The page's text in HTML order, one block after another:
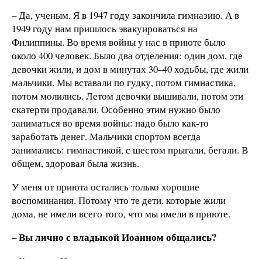
– Да, ученым. Я в 1947 году закончила гимназию. А в
1949 году нам пришлось эвакуироваться на
Филиппины. Во время войны у нас в приюте было
около 400 человек. Было два отделения: один дом, где
девочки жили, и дом в минутах 30–40 ходьбы, где жили
мальчики. Мы вставали по гудку, потом гимнастика,
потом молились. Летом девочки вышивали, потом эти
скатерти продавали. Особенно этим нужно было
заниматься во время войны: надо было как-то
заработать денег. Мальчики спортом всегда
занимались: гимнастикой, с шестом прыгали, бегали. В
общем, здоровая была жизнь.
У меня от приюта остались только хорошие
воспоминания. Потому что те дети, которые жили
дома, не имели всего того, что мы имели в приюте.
– Вы лично с владыкой Иоанном общались?